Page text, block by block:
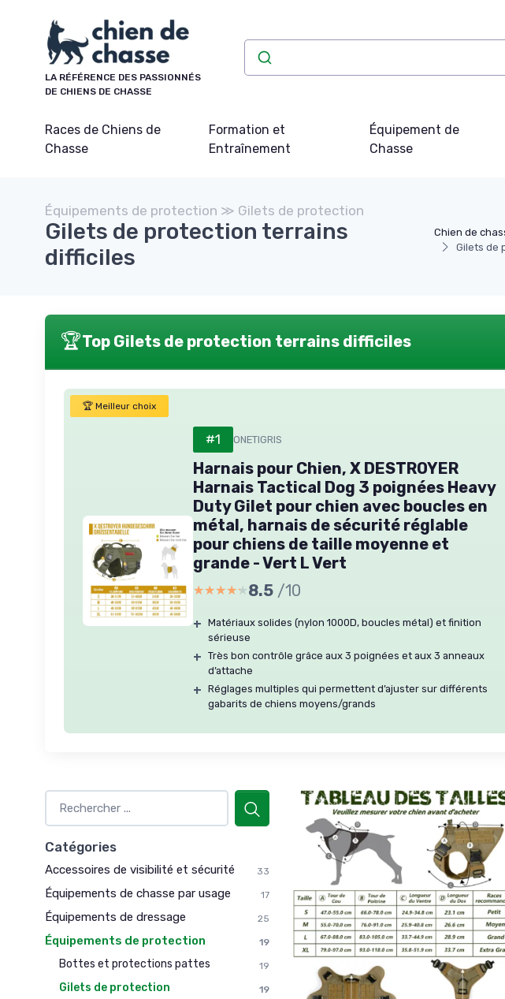
LA RÉFÉRENCE DES PASSIONNÉS
DE CHIENS DE CHASSE
Races de Chiens de
Chasse
Formation et
Entraînement
Équipement de
Chasse
Chien de
Gilets de
Équipements de protection ≫ Gilets de protection
Gilets de protection terrains
difficiles
🏆Top Gilets de protection terrains difficiles
🏆 Meilleur choix
#1 ONETIGRIS
Harnais pour Chien, X DESTROYER
Harnais Tactical Dog 3 poignées Heavy
Duty Gilet pour chien avec boucles en
métal, harnais de sécurité réglable
pour chiens de taille moyenne et
grande - Vert L Vert
★★★★★
★★★★★8.5 /10
+ Matériaux solides (nylon 1000D, boucles métal) et finition
sérieuse
+ Très bon contrôle grâce aux 3 poignées et aux 3 anneaux
d’attache
+ Réglages multiples qui permettent d’ajuster sur différents
gabarits de chiens moyens/grands
Catégories
Accessoires de visibilité et sécurité 33
Équipements de chasse par usage 17
Équipements de dressage 25
Équipements de protection 19
Bottes et protections pattes 19
Gilets de protection
19